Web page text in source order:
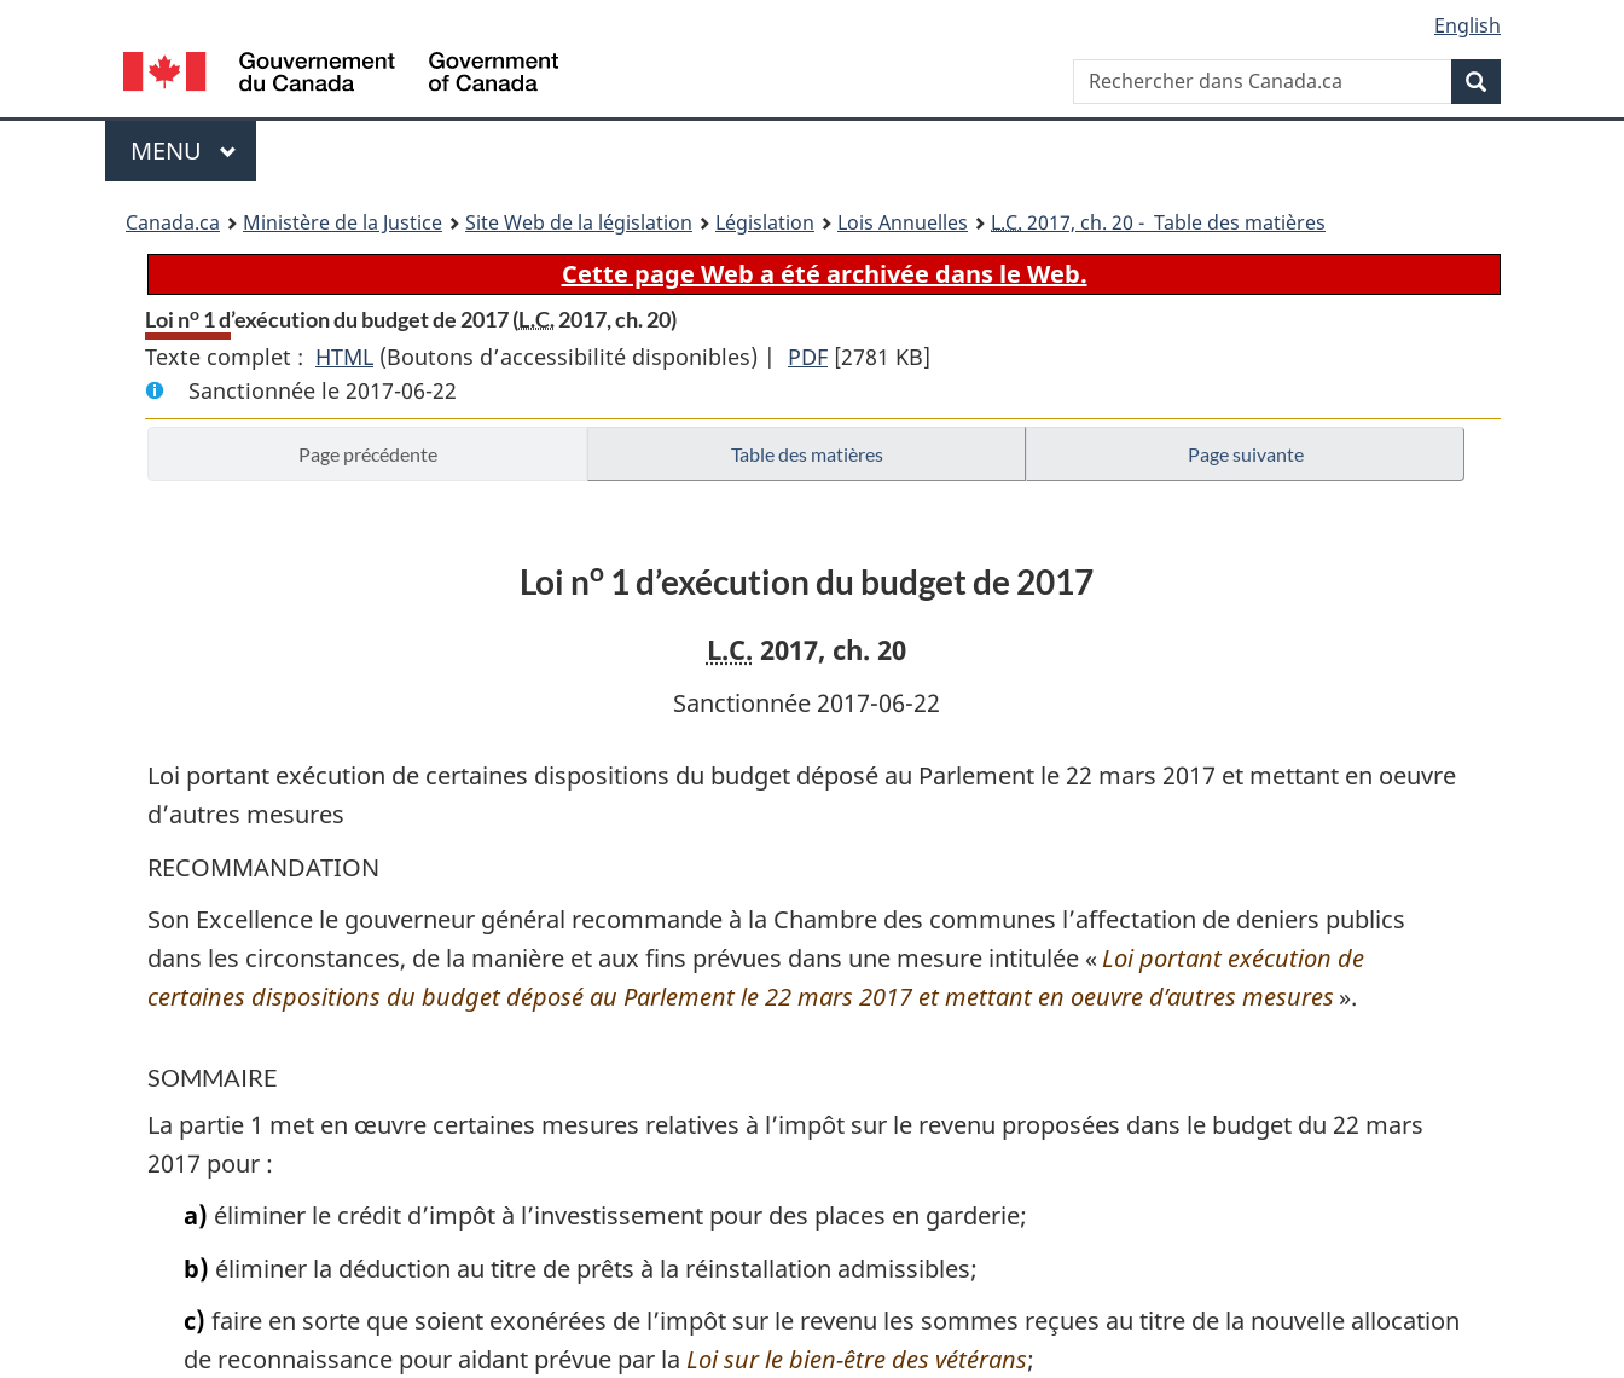
principal
À
site
version
Language
selection
English
Rechercher
dans
Canada.ca
Menu
MENU PRINCIPAL
Canada.ca Ministère de la Justice Site Web de la législation Législation Lois Annuelles L.C. 2017, ch. 20 - Table des matières
Cette page Web a été archivée dans le Web.
Loi no 1 d’exécution du budget de 2017 (L.C.2017, ch. 20)
Texte complet : HTML Texte
complet
:
Loi
(Boutons d’accessibilité disponibles) | PDF Texte
:
Loi
o
du
de
2017
[2781 KB]
Sanctionnée le 2017-06-22
Page précédente Table des matières Page suivante
Loi no1 d’exécution du budget de 2017
L.C. 2017, ch. 20
Sanctionnée 2017-06-22
Loi portant exécution de certaines dispositions du budget déposé au Parlement le 22 mars 2017 et mettant en oeuvre
d’autres mesures
RECOMMANDATION
Son Excellence le gouverneur général recommande à la Chambre des communes l’affectation de deniers publics
dans les circonstances, de la manière et aux fins prévues dans une mesure intitulée «Loi portant exécution de
certaines dispositions du budget déposé au Parlement le 22 mars 2017 et mettant en oeuvre d’autres mesures ».
SOMMAIRE
La partie 1 met en œuvre certaines mesures relatives à l’impôt sur le revenu proposées dans le budget du 22 mars
2017 pour :
a) éliminer le crédit d’impôt à l’investissement pour des places en garderie;
b) éliminer la déduction au titre de prêts à la réinstallation admissibles;
c) faire en sorte que soient exonérées de l’impôt sur le revenu les sommes reçues au titre de la nouvelle allocation
de reconnaissance pour aidant prévue par la Loi sur le bien-être des vétérans;